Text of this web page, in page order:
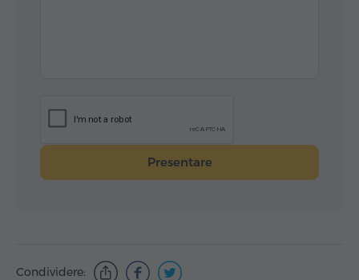
Presentare
Condividere: